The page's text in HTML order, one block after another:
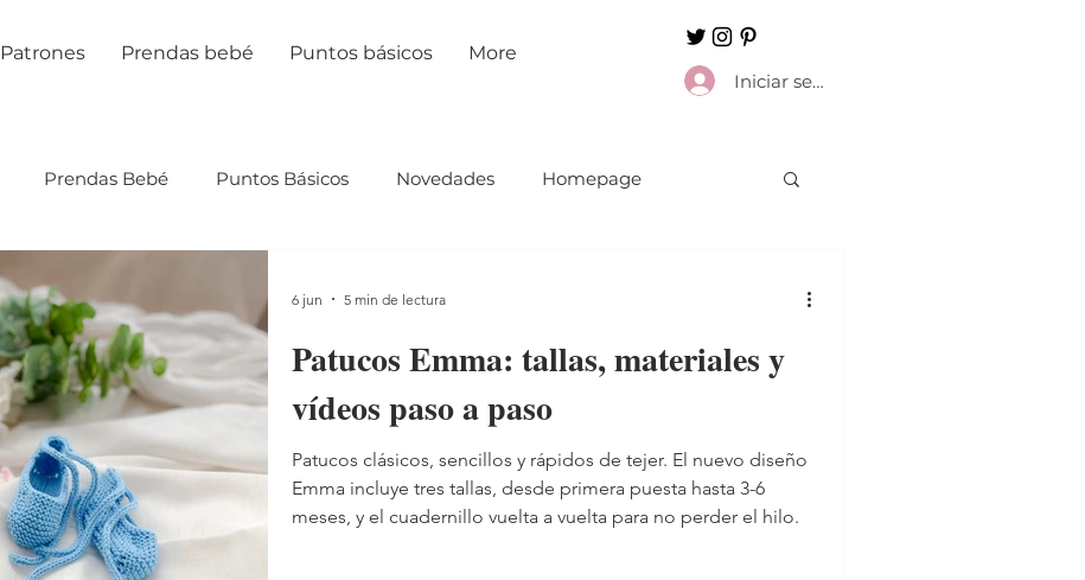
Patrones Prendas bebé Puntos básicos
More
Iniciar sesión
Prendas Bebé Puntos Básicos Novedades Homepage
Patucos Emma: tallas, materiales y
vídeos paso a paso
Patucos clásicos, sencillos y rápidos de tejer. El nuevo diseño
Emma incluye tres tallas, desde primera puesta hasta 3-6
meses, y el cuadernillo vuelta a vuelta para no perder el hilo.
6 jun 5 min de lectura